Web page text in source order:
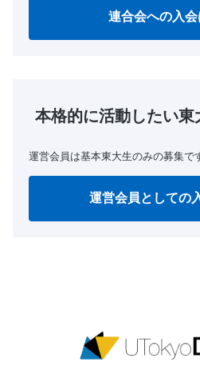
連合会への入会
本格的に活動したい東
運営会員は基本東大生のみの募集で
運営会員としての